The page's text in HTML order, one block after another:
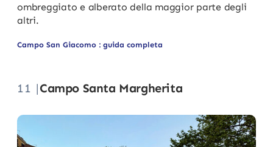
ombreggiato e alberato della maggior parte degli
altri.
Campo San Giacomo : guida completa
11 |Campo Santa Margherita